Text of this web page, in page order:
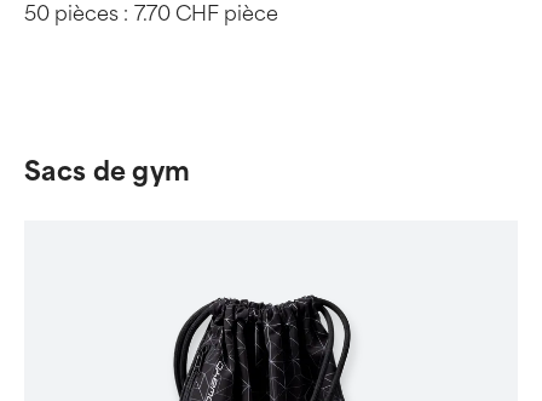
50 pièces : 7.70 CHF pièce
Sacs de gym